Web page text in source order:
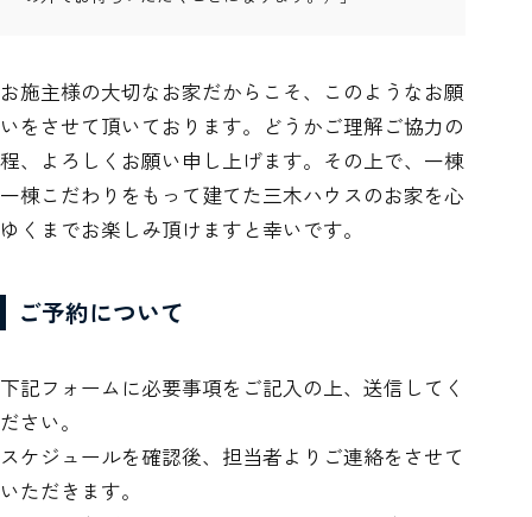
お施主様の大切なお家だからこそ、このようなお願
いをさせて頂いております。どうかご理解ご協力の
程、よろしくお願い申し上げます。その上で、一棟
一棟こだわりをもって建てた三木ハウスのお家を心
ゆくまでお楽しみ頂けますと幸いです。
ご予約について
下記フォームに必要事項をご記入の上、送信してく
ださい。
スケジュールを確認後、担当者よりご連絡をさせて
いただきます。